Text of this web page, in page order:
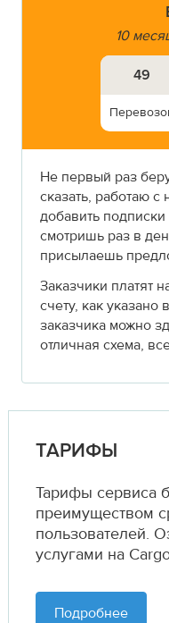
10
49
Не первый раз
сказать, работаю
добавить
смотришь раз в
присылаешь
Заказчики платят
счету, как
заказчика можно
отличная схема,
ТАРИФЫ
Тарифы сервиса
преимуществом
пользователей.
услугами на
Подробнее